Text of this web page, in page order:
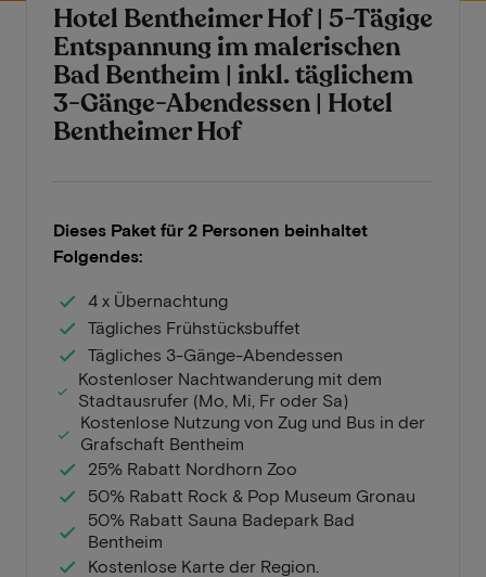
Hotel Bentheimer Hof | 5-Tägige
Entspannung im malerischen
Bad Bentheim | inkl. täglichem
3-Gänge-Abendessen | Hotel
Bentheimer Hof
Dieses Paket für 2 Personen beinhaltet
Folgendes:
4 x Übernachtung
Tägliches Frühstücksbuffet
Tägliches 3-Gänge-Abendessen
Kostenloser Nachtwanderung mit dem
Stadtausrufer (Mo, Mi, Fr oder Sa)
Kostenlose Nutzung von Zug und Bus in der
Grafschaft Bentheim
25% Rabatt Nordhorn Zoo
50% Rabatt Rock & Pop Museum Gronau
50% Rabatt Sauna Badepark Bad
Bentheim
Kostenlose Karte der Region.